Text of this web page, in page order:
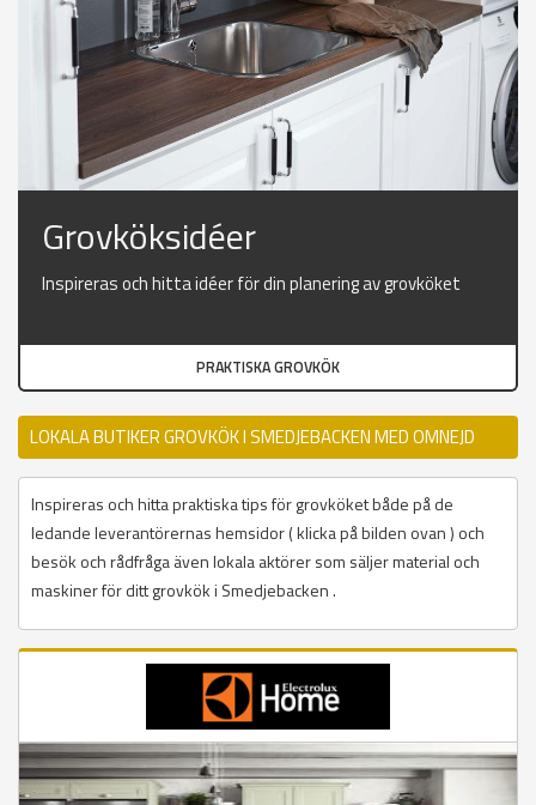
Grovköksidéer
Inspireras och hitta idéer för din planering av grovköket
PRAKTISKA GROVKÖK
LOKALA BUTIKER GROVKÖK I SMEDJEBACKEN MED OMNEJD
Inspireras och hitta praktiska tips för grovköket både på de
ledande leverantörernas hemsidor ( klicka på bilden ovan ) och
besök och rådfråga även lokala aktörer som säljer material och
maskiner för ditt grovkök i Smedjebacken .